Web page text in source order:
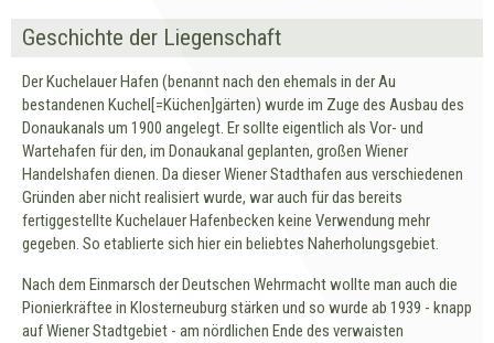
Geschichte der Liegenschaft
Der Kuchelauer Hafen (benannt nach den ehemals in der Au
bestandenen Kuchel[=Küchen]gärten) wurde im Zuge des Ausbau des
Donaukanals um 1900 angelegt. Er sollte eigentlich als Vor- und
Wartehafen für den, im Donaukanal geplanten, großen Wiener
Handelshafen dienen. Da dieser Wiener Stadthafen aus verschiedenen
Gründen aber nicht realisiert wurde, war auch für das bereits
fertiggestellte Kuchelauer Hafenbecken keine Verwendung mehr
gegeben. So etablierte sich hier ein beliebtes Naherholungsgebiet.
Nach dem Einmarsch der Deutschen Wehrmacht wollte man auch die
Pionierkräftee in Klosterneuburg stärken und so wurde ab 1939 - knapp
auf Wiener Stadtgebiet - am nördlichen Ende des verwaisten